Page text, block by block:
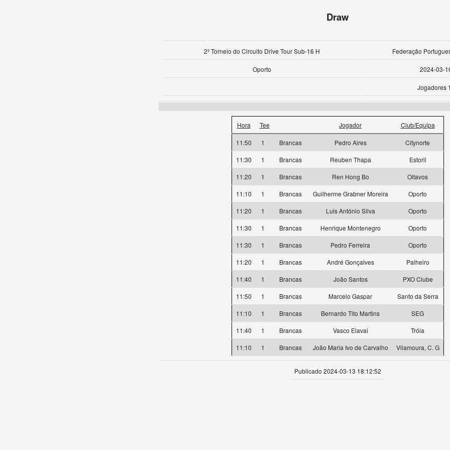
Draw
2º Torneio do Circuito Drive Tour Sub-16 H Federação
Oporto 2024-03-
Jogadores
Hora Tee Jogador Club/Equipa
11:50 1 Brancas Pedro Aires
Citynorte
11:30
1 Brancas Reuben Thapa
Estoril
11:20
1 Brancas Ren Hong Bo
Oitavos
11:10
1 Brancas Guilherme Grabner Moreira
Oporto
11:20
1 Brancas Luis António Silva
Oporto
11:30
1 Brancas Henrique Montenegro
Oporto
11:30
1 Brancas Pedro Ferreira
Oporto
11:20
1 Brancas André Gonçalves
Palheiro
11:40
1 Brancas João Santos
PXO Clube
11:50
1 Brancas Marcelo Gaspar
Santo da Serra
11:10
1 Brancas Bernardo Tito Martins
SEG
11:40
1 Brancas Vasco Elavai
Tróia
11:10
1 Brancas João Maria Ivo de Carvalho Vilamoura, C. G
Publicado 2024-03-13 18:12:52